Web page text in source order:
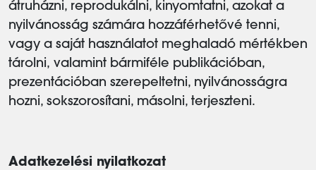
átruházni, reprodukálni, kinyomtatni, azokat a
nyilvánosság számára hozzáférhetővé tenni,
vagy a saját használatot meghaladó mértékben
tárolni, valamint bármiféle publikációban,
prezentációban szerepeltetni, nyilvánosságra
hozni, sokszorosítani, másolni, terjeszteni.
Adatkezelési nyilatkozat